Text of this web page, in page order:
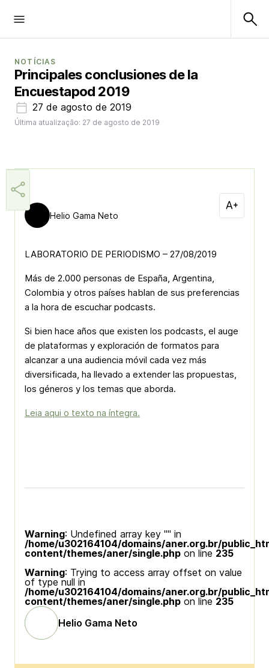
NOTÍCIAS
Principales conclusiones de la
Encuestapod 2019
27 de agosto de 2019
Última atualização: 27 de agosto de 2019
Helio Gama Neto
LABORATORIO DE PERIODISMO – 27/08/2019
Más de 2.000 personas de España, Argentina,
Colombia y otros países hablan de sus preferencias
a la hora de escuchar podcasts.
Si bien hace años que existen los podcasts, el auge
de plataformas y exploración de formatos para
alcanzar a una audiencia móvil cada vez más
diversificada, ha llevado a extender las propuestas,
los géneros y los temas que aborda.
Leia aqui o texto na íntegra.
Warning: Undefined array key "" in
/home/u302164104/domains/aner.org.br/
content/themes/aner/single.php on line 235
Warning: Trying to access array offset on value
of type null in
/home/u302164104/domains/aner.org.br/
content/themes/aner/single.php on line 235
Helio Gama Neto